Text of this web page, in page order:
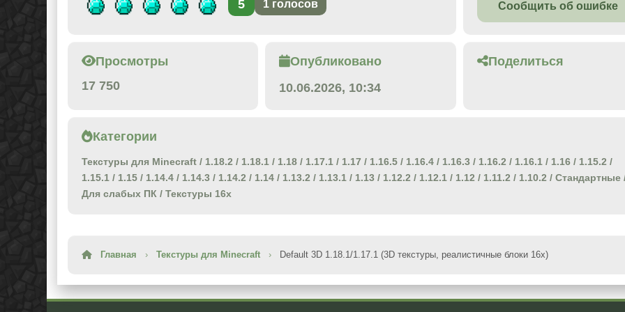
5 1 голосов Сообщить об ошибке
Просмотры
17 750
Опубликовано
10.06.2026, 10:34
Поделиться
Категории
Текстуры для Minecraft / 1.18.2 / 1.18.1 / 1.18 / 1.17.1 / 1.17 / 1.16.5 / 1.16.4 / 1.16.3 / 1.16.2 / 1.16.1 / 1.16 / 1.15.2 /
1.15.1 / 1.15 / 1.14.4 / 1.14.3 / 1.14.2 / 1.14 / 1.13.2 / 1.13.1 / 1.13 / 1.12.2 / 1.12.1 / 1.12 / 1.11.2 / 1.10.2 / Стандартные
Для слабых ПК / Текстуры 16x
Главная › Текстуры для Minecraft › Default 3D 1.18.1/1.17.1 (3D текстуры, реалистичные блоки 16x)